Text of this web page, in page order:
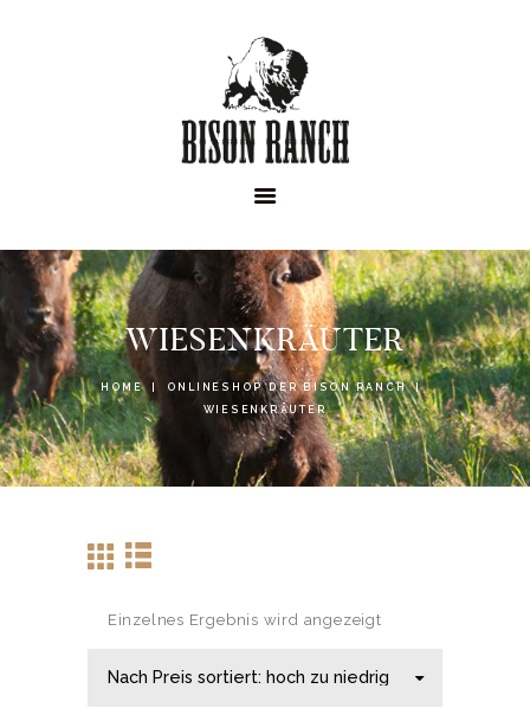
WIESENKRÄUTER
HOME
ONLINESHOP DER BISON RANCH
WIESENKRÄUTER
ONLINESHOP
NEWS
Einzelnes Ergebnis wird angezeigt